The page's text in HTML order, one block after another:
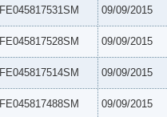
FE045817531SM 09/09/2015
FE045817528SM 09/09/2015
FE045817514SM 09/09/2015
FE045817488SM 09/09/2015